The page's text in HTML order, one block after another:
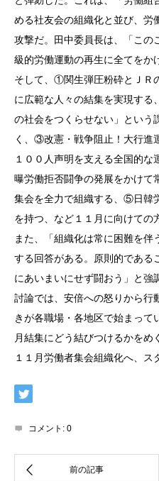
める社友会の組織化と並び、労
攻撃だ。田中委員長は、「この
級的労働運動の再生に全てをか
そして、①関生弾圧粉砕とＪＲ
に広範な人々の結集を実現す
の社会をつくらせない」という
く、③改憲・戦争阻止！大行進
１００人声明を支える全国的
曝労働拒否闘争の発展をかけて
集会を全力で組織する、⑤日韓
を持つ、など１１月に向けての
また、「組織化は常に困難を
する回答がある。原則的である
にあいまいにせず闘おう」と強
討論では、安倍への怒りから行
きが各職場・各地区で始まって
月結集にどう結びつけるかをめ
１１月労働者集会組織化へ、ス
コメント: 0